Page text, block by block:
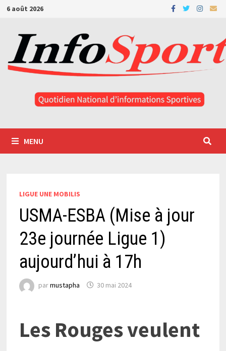
Passer
contenu
6 août 2026
MENU
LIGUE UNE MOBILIS
USMA-ESBA (Mise à jour
23e journée Ligue 1)
aujourd’hui à 17h
parmustapha 30 mai 2024
Les Rouges veulent